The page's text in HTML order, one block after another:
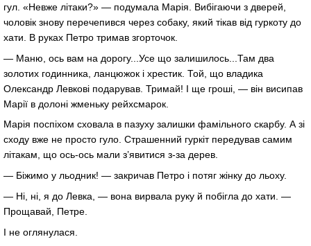
гул. «Невже літаки?» — подумала Марія. Вибігаючи з дверей,
чоловік знову перечепився через собаку, який тікав від гуркоту до
хати. В руках Петро тримав згорточок.
— Маню, ось вам на дорогу...Усе що залишилось...Там два
золотих годинника, ланцюжок і хрестик. Той, що владика
Олександр Левкові подарував. Тримай! І ще гроші, — він висипав
Марії в долоні жменьку рейхсмарок.
Марія поспіхом сховала в пазуху залишки фамільного скарбу. А зі
сходу вже не просто гуло. Страшенний гуркіт передував самим
літакам, що ось-ось мали з’явитися з-за дерев.
— Біжимо у льодник! — закричав Петро і потяг жінку до льоху.
— Ні, ні, я до Левка, — вона вирвала руку й побігла до хати. —
Прощавай, Петре.
І не оглянулася.